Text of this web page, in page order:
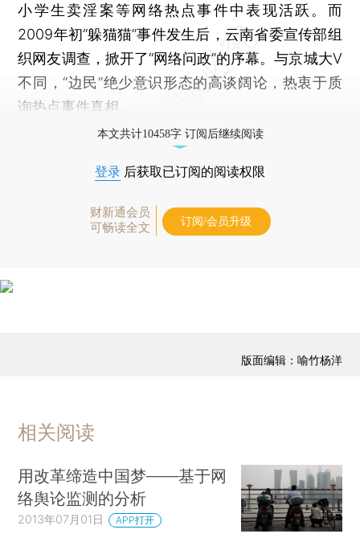
小学生卖淫案等网络热点事件中表现活跃。而
2009年初“躲猫猫”事件发生后，云南省委宣传部组
织网友调查，掀开了“网络问政”的序幕。与京城大V
不同，“边民”绝少意识形态的高谈阔论，热衷于质
询热点事件真相。
本文共计10458字 订阅后继续阅读
登录 后获取已订阅的阅读权限
财新通会员
可畅读全文
订阅/会员升级
版面编辑：喻竹杨洋
相关阅读
用改革缔造中国梦——基于网
络舆论监测的分析
2013年07月01日 APP打开